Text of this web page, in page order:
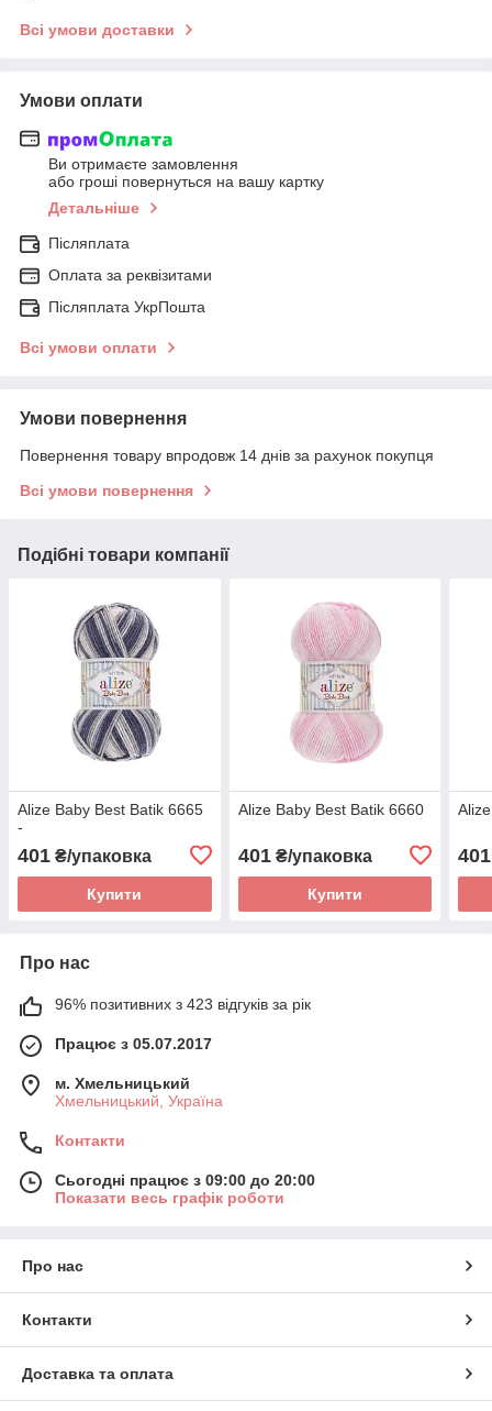
Всі умови доставки
Умови оплати
Ви отримаєте замовлення
або гроші повернуться на вашу картку
Детальніше
Післяплата
Оплата за реквізитами
Післяплата УкрПошта
Всі умови оплати
Умови повернення
Повернення товару впродовж 14 днів за рахунок покупця
Всі умови повернення
Подібні товари компанії
Alize Baby Best Batik 6665
-
401 ₴/упаковка
Купити
Alize Baby Best Batik 6660
401₴/упаковка
Купити
401
Про нас
96% позитивних з 423 відгуків за рік
Працює з 05.07.2017
м. Хмельницький
Хмельницький, Україна
Контакти
Сьогодні працює з 09:00 до 20:00
Показати весь графік роботи
Про нас
Контакти
Доставка та оплата